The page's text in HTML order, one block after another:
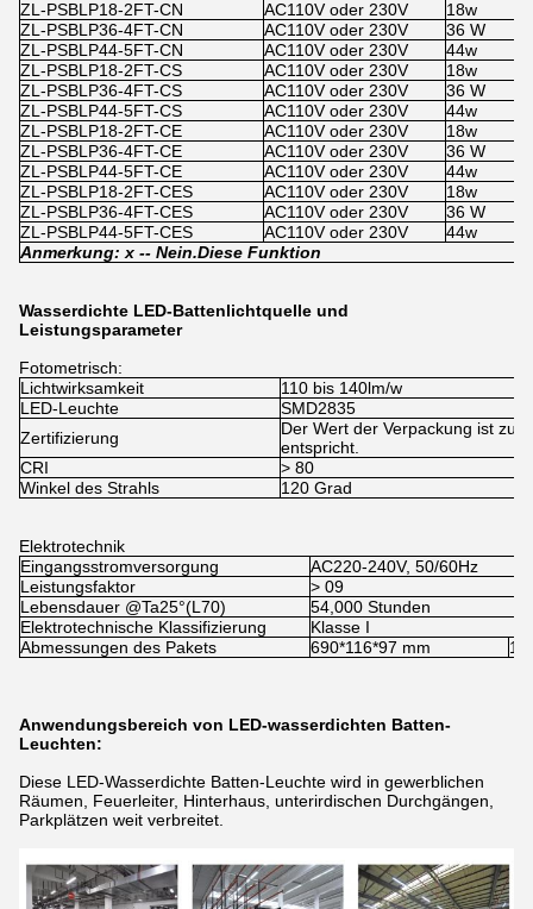
ZL-PSBLP18-2FT-CN AC110V oder 230V 18w
ZL-PSBLP36-4FT-CN
AC110V oder 230V 36 W
ZL-PSBLP44-5FT-CN
AC110V oder 230V 44w
ZL-PSBLP18-2FT-CS
AC110V oder 230V 18w
ZL-PSBLP36-4FT-CS
AC110V oder 230V 36 W
ZL-PSBLP44-5FT-CS
AC110V oder 230V 44w
ZL-PSBLP18-2FT-CE
AC110V oder 230V 18w
ZL-PSBLP36-4FT-CE
AC110V oder 230V 36 W
ZL-PSBLP44-5FT-CE
AC110V oder 230V 44w
ZL-PSBLP18-2FT-CES
AC110V oder 230V 18w
ZL-PSBLP36-4FT-CES
AC110V oder 230V 36 W
ZL-PSBLP44-5FT-CES
AC110V oder 230V 44w
Anmerkung: x -- Nein.Diese Funktion
Wasserdichte LED-Battenlichtquelle und
Leistungsparameter
Fotometrisch:
Lichtwirksamkeit
110 bis 140lm/w
LED-Leuchte
SMD2835
Zertifizierung
Der Wert der Verpackung ist zu
entspricht.
CRI
> 80
Winkel des Strahls
120 Grad
Elektrotechnik
Eingangsstromversorgung
AC220-240V, 50/60Hz
Leistungsfaktor
> 09
Lebensdauer @Ta25°(L70)
54,000 Stunden
Elektrotechnische Klassifizierung
Klasse I
Abmessungen des Pakets
690*116*97 mm
Anwendungsbereich von LED-wasserdichten Batten-
Leuchten:
Diese LED-Wasserdichte Batten-Leuchte wird in gewerblichen
Räumen, Feuerleiter, Hinterhaus, unterirdischen Durchgängen,
Parkplätzen weit verbreitet.